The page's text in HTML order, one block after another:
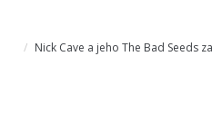
Nick Cave a jeho The Bad Seeds